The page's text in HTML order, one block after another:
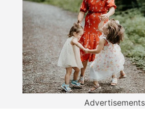
Advertisements